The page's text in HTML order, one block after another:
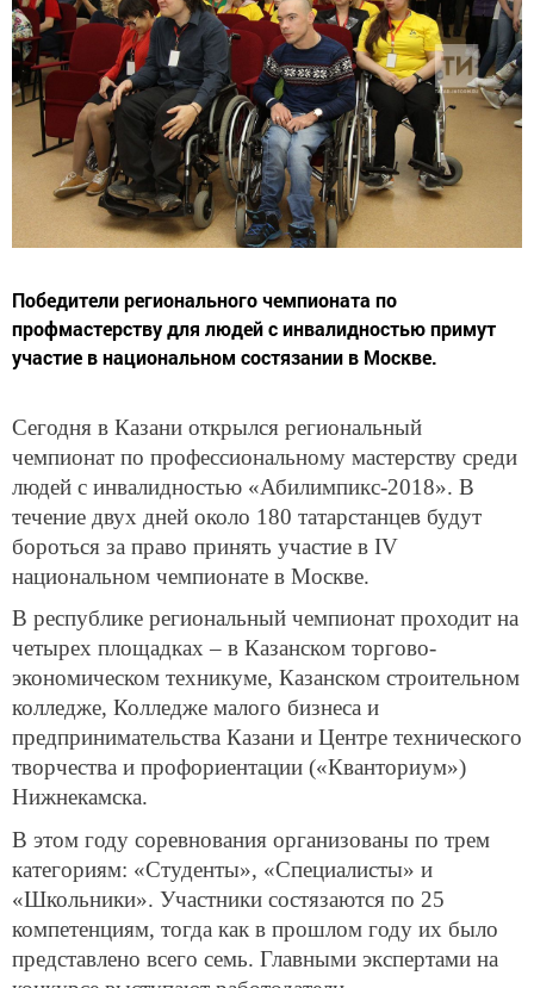
Победители регионального чемпионата по
профмастерству для людей с инвалидностью примут
участие в национальном состязании в Москве.
Сегодня в Казани открылся региональный
чемпионат по профессиональному мастерству среди
людей с инвалидностью «Абилимпикс-2018». В
течение двух дней около 180 татарстанцев будут
бороться за право принять участие в IV
национальном чемпионате в Москве.
В республике региональный чемпионат проходит на
четырех площадках – в Казанском торгово-
экономическом техникуме, Казанском строительном
колледже, Колледже малого бизнеса и
предпринимательства Казани и Центре технического
творчества и профориентации («Кванториум»)
Нижнекамска.
В этом году соревнования организованы по трем
категориям: «Студенты», «Специалисты» и
«Школьники». Участники состязаются по 25
компетенциям, тогда как в прошлом году их было
представлено всего семь. Главными экспертами на